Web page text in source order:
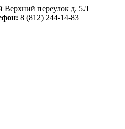
Верхний переулок д. 5Л
8 (812) 244-14-83